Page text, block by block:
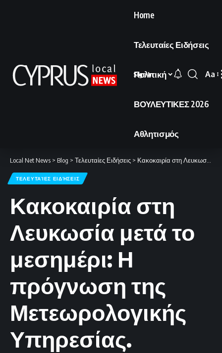
Home
Τελευταίες Ειδήσεις
Πολιτική
ΒΟΥΛΕΥΤΙΚΕΣ 2026
Αθλητισμός
Sign In
Font
Aa
Local Net News > Blog > Τελευταίες Ειδήσεις > Κακοκαιρία στη Λευκωσία μετά το μεσημέρι: Η πρόγνωση της Μετεωρολογικής Υπηρεσίας.
ΤΕΛΕΥΤΑΊΕΣ ΕΙΔΉΣΕΙΣ
Κακοκαιρία στη
Λευκωσία μετά το
μεσημέρι: Η
πρόγνωση της
Μετεωρολογικής
Υπηρεσίας.